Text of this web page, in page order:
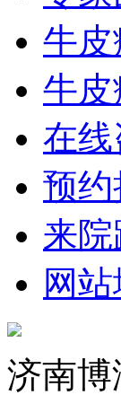
牛皮
牛
在线
预
来
网
济南